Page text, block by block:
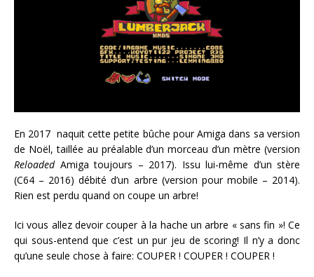
En 2017 naquit cette petite bûche pour Amiga dans sa version
de Noël, taillée au préalable d’un morceau d’un mètre (version
ReloadedAmiga toujours – 2017). Issu lui-même d’un stère
(C64 – 2016) débité d’un arbre (version pour mobile – 2014).
Rien est perdu quand on coupe un arbre!
Ici vous allez devoir couper à la hache un arbre « sans fin »! Ce
qui sous-entend que c’est un pur jeu de scoring! Il n’y a donc
qu’une seule chose à faire: COUPER ! COUPER ! COUPER !